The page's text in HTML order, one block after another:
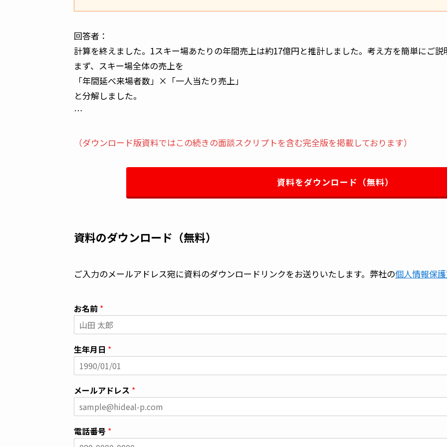
回答者：
計算を終えました。1スキー場あたりの年間売上は約17億円と推計しました。考え方を簡単にご説
まず、スキー場全体の売上を
「年間延べ来場者数」×「一人当たり売上」
と分解しました。
…
（ダウンロード版資料ではこの続きの面談スクリプトを含む完全版を掲載しております）
資料をダウンロード（無料）
資料のダウンロード（無料）
ご入力のメールアドレス宛に資料のダウンロードリンクをお送りいたします。弊社の個人情報保
お名前 *
生年月日 *
メールアドレス *
電話番号 *